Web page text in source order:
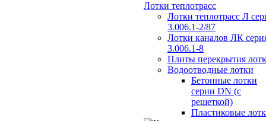
Лотки теплотрасс
Лотки теплотрасс Л
3.006.1-2/87
Лотки каналов ЛК
3.006.1-8
Плиты перекрытия
Водоотводные лотки
Бетонные лотки
серии DN (с
решеткой)
Пластиковые